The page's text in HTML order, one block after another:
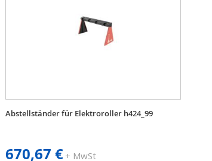
Abstellständer für Elektroroller h424_99
670,67 €+ MwSt